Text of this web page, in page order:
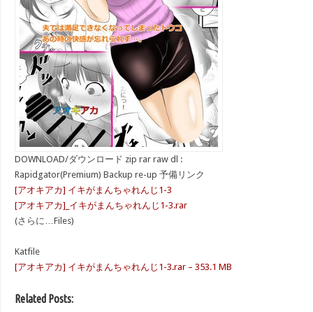
DOWNLOAD/ダウンロード zip rar raw dl :
Rapidgator(Premium) Backup re-up 予備リンク
[アオキアカ] イキがまんちゃれんじ1-3
[アオキアカ]_イキがまんちゃれんじ1-3.rar
(さらに…Files)
Katfile
[アオキアカ] イキがまんちゃれんじ1-3.rar – 353.1 MB
Related Posts: